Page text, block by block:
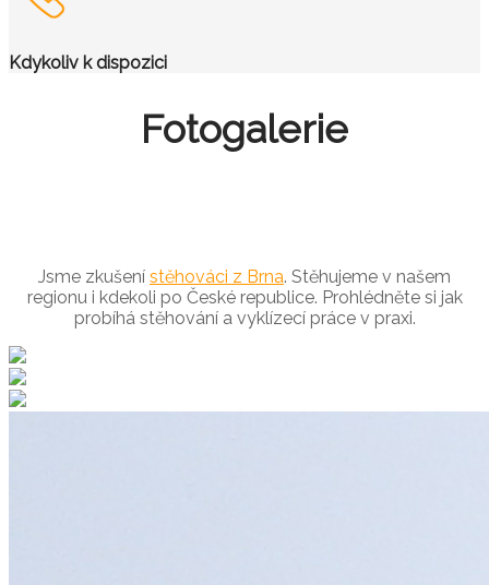
Kdykoliv k dispozici
Fotogalerie
Jsme zkušení stěhováci z Brna. Stěhujeme v našem
regionu i kdekoli po České republice. Prohlédněte si jak
probíhá stěhování a vyklízecí práce v praxi.